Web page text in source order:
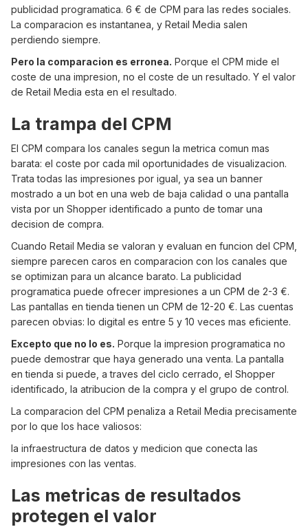
publicidad programatica. 6 € de CPM para las redes sociales.
La comparacion es instantanea, y Retail Media salen
perdiendo siempre.
Pero la comparacion es erronea. Porque el CPM mide el
coste de una impresion, no el coste de un resultado. Y el valor
de Retail Media esta en el resultado.
La trampa del CPM
El CPM compara los canales segun la metrica comun mas
barata: el coste por cada mil oportunidades de visualizacion.
Trata todas las impresiones por igual, ya sea un banner
mostrado a un bot en una web de baja calidad o una pantalla
vista por un Shopper identificado a punto de tomar una
decision de compra.
Cuando Retail Media se valoran y evaluan en funcion del CPM,
siempre parecen caros en comparacion con los canales que
se optimizan para un alcance barato. La publicidad
programatica puede ofrecer impresiones a un CPM de 2-3 €.
Las pantallas en tienda tienen un CPM de 12-20 €. Las cuentas
parecen obvias: lo digital es entre 5 y 10 veces mas eficiente.
Excepto que no lo es. Porque la impresion programatica no
puede demostrar que haya generado una venta. La pantalla
en tienda si puede, a traves del ciclo cerrado, el Shopper
identificado, la atribucion de la compra y el grupo de control.
La comparacion del CPM penaliza a Retail Media precisamente
por lo que los hace valiosos:
la infraestructura de datos y medicion que conecta las
impresiones con las ventas.
Las metricas de resultados
protegen el valor